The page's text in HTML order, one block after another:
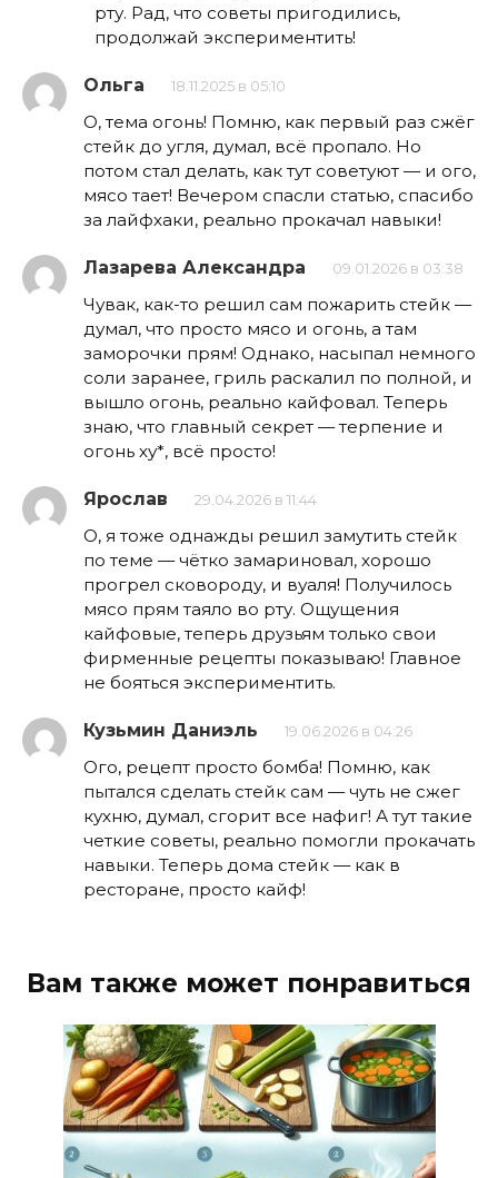
рту. Рад, что советы пригодились,
продолжай экспериментить!
Ольга 18.11.2025 в 05:10
О, тема огонь! Помню, как первый раз сжёг
стейк до угля, думал, всё пропало. Но
потом стал делать, как тут советуют — и ого,
мясо тает! Вечером спасли статью, спасибо
за лайфхаки, реально прокачал навыки!
Лазарева Александра 09.01.2026 в 03:38
Чувак, как-то решил сам пожарить стейк —
думал, что просто мясо и огонь, а там
заморочки прям! Однако, насыпал немного
соли заранее, гриль раскалил по полной, и
вышло огонь, реально кайфовал. Теперь
знаю, что главный секрет — терпение и
огонь ху*, всё просто!
Ярослав 29.04.2026 в 11:44
О, я тоже однажды решил замутить стейк
по теме — чётко замариновал, хорошо
прогрел сковороду, и вуаля! Получилось
мясо прям таяло во рту. Ощущения
кайфовые, теперь друзьям только свои
фирменные рецепты показываю! Главное
не бояться экспериментить.
Кузьмин Даниэль 19.06.2026 в 04:26
Ого, рецепт просто бомба! Помню, как
пытался сделать стейк сам — чуть не сжег
кухню, думал, сгорит все нафиг! А тут такие
четкие советы, реально помогли прокачать
навыки. Теперь дома стейк — как в
ресторане, просто кайф!
Вам также может понравиться